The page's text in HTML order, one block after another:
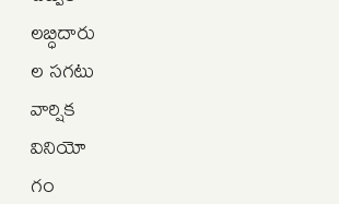
లబ్ధిదారు
ల సగటు
వార్షిక
వినియో
గం